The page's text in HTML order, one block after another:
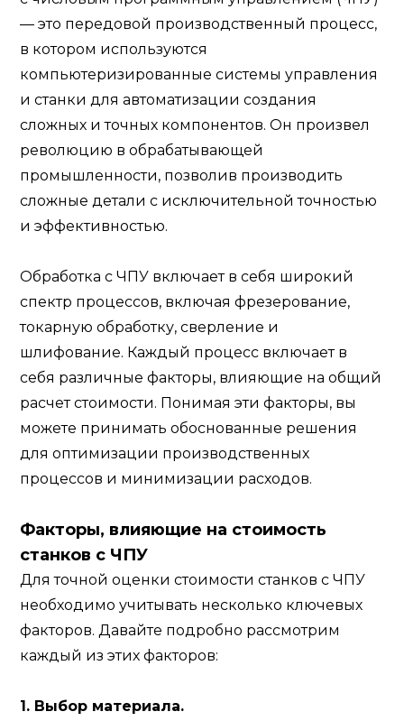
— это передовой производственный процесс,
в котором используются
компьютеризированные системы управления
и станки для автоматизации создания
сложных и точных компонентов. Он произвел
революцию в обрабатывающей
промышленности, позволив производить
сложные детали с исключительной точностью
и эффективностью.
Обработка с ЧПУ включает в себя широкий
спектр процессов, включая фрезерование,
токарную обработку, сверление и
шлифование. Каждый процесс включает в
себя различные факторы, влияющие на общий
расчет стоимости. Понимая эти факторы, вы
можете принимать обоснованные решения
для оптимизации производственных
процессов и минимизации расходов.
Факторы, влияющие на стоимость
станков с ЧПУ
Для точной оценки стоимости станков с ЧПУ
необходимо учитывать несколько ключевых
факторов. Давайте подробно рассмотрим
каждый из этих факторов:
1. Выбор материала.